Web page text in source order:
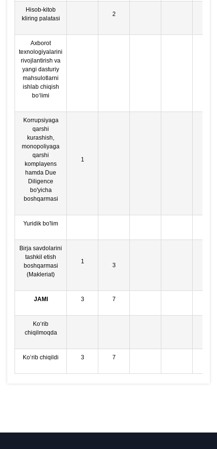
Hisob-kitob
kliring palatasi
2
Axborot
texnologiyalarini
rivojlantirish va
yangi dasturiy
mahsulotlarni
ishlab chiqish
bo‘limi
Korrupsiyaga
qarshi
kurashish,
monopoliyaga
qarshi
komplayens
hamda Due
Diligence
bo'yicha
boshqarmasi
1
Yuridik bo'lim
Birja savdolarini
tashkil etish
boshqarmasi
(Makleriat)
1
3
JAMI 3 7
Ko‘rib
chiqilmoqda
Ko‘rib chiqildi 3 7